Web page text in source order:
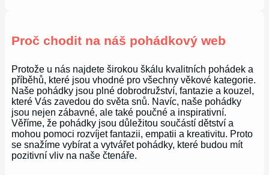
Proč chodit na náš pohádkový web
Protože u nás najdete širokou škálu kvalitních pohádek a
příběhů, které jsou vhodné pro všechny věkové kategorie.
Naše pohádky jsou plné dobrodružství, fantazie a kouzel,
které Vás zavedou do světa snů. Navíc, naše pohádky
jsou nejen zábavné, ale také poučné a inspirativní.
Věříme, že pohádky jsou důležitou součástí dětství a
mohou pomoci rozvíjet fantazii, empatii a kreativitu. Proto
se snažíme vybírat a vytvářet pohádky, které budou mít
pozitivní vliv na naše čtenáře.